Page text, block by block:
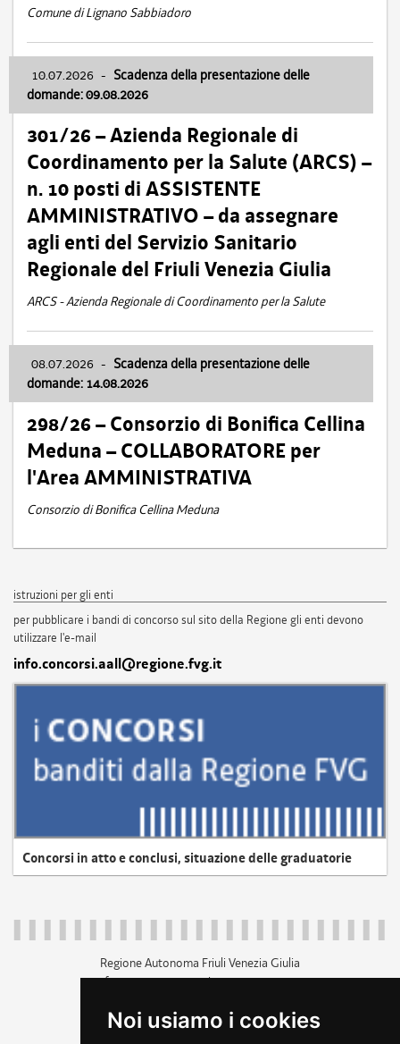
Noi usiamo i cookies
Comune di Lignano Sabbiadoro
10.07.2026 - Scadenza della presentazione delle
domande: 09.08.2026
301/26 – Azienda Regionale di
Coordinamento per la Salute (ARCS) –
n. 10 posti di ASSISTENTE
AMMINISTRATIVO – da assegnare
agli enti del Servizio Sanitario
Regionale del Friuli Venezia Giulia
ARCS - Azienda Regionale di Coordinamento per la Salute
08.07.2026 - Scadenza della presentazione delle
domande: 14.08.2026
298/26 – Consorzio di Bonifica Cellina
Meduna – COLLABORATORE per
l'Area AMMINISTRATIVA
Consorzio di Bonifica Cellina Meduna
istruzioni per gli enti
per pubblicare i bandi di concorso sul sito della Regione gli enti devono
utilizzare l'e-mail
info.concorsi.aall@regione.fvg.it
Concorsi in atto e conclusi, situazione delle graduatorie
Regione Autonoma Friuli Venezia Giulia
c.f. 80014930327; p.iva 00526040324
+39 040 3771111